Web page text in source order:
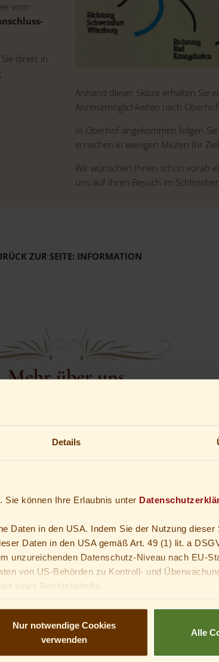
Details
Sie können Ihre Erlaubnis unter
Daten in den USA. Indem Sie der Nutzung
Daten in den USA gemäß Art. 49 (1) lit. a
unzureichenden Datenschutz-Niveau nach EU-
von US-Behörden zu Kontroll- und
eines Rechtsbehelfs.
Nur notwendige Cookies
verwenden
Alle
vom
direkt in
Anhand dieser Skizze erhalten Sie
Anreisemöglichkeiten nach Oberhof.
In Oberhof angekommen folgen
erreichen in wenigen Miuten Ihr
Wir wünschen Ihnen schon vorab
uns auf Ihren Besuch im
ZUR SEITE: INFORMATION
Mehr über uns
sagen Noch mehr über uns erfahren